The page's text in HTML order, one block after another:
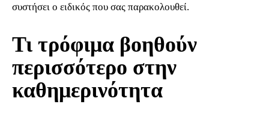
συστήσει ο ειδικός που σας παρακολουθεί.
Τι τρόφιμα βοηθούν
περισσότερο στην
καθημερινότητα